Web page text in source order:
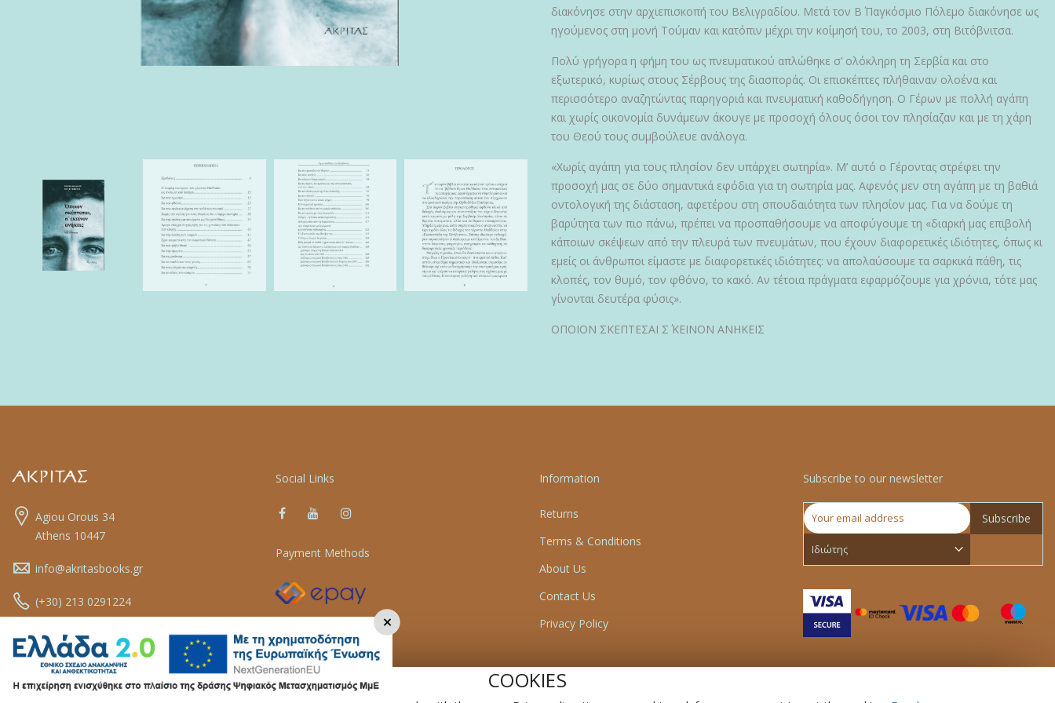
COOKIES
×
διακόνησε στην αρχιεπισκοπή του Βελιγραδίου. Μετά τον Β΄ Παγκόσμιο Πόλεμο διακόνησε ως
ηγούμενος στη μονή Τούμαν και κατόπιν μέχρι την κοίμησή του, το 2003, στη Βιτόβνιτσα.
Πολύ γρήγορα η φήμη του ως πνευματικού απλώθηκε σ’ ολόκληρη τη Σερβία και στο
εξωτερικό, κυρίως στους Σέρβους της διασποράς. Οι επισκέπτες πλήθαιναν ολοένα και
περισσότερο αναζητώντας παρηγοριά και πνευματική καθοδήγηση. Ο Γέρων με πολλή αγάπη
και χωρίς οικονομία δυνάμεων άκουγε με προσοχή όλους όσοι τον πλησίαζαν και με τη χάρη
του Θεού τους συμβούλευε ανάλογα.
«Χωρίς αγάπη για τους πλησίον δεν υπάρχει σωτηρία». Μ’ αυτό ο Γέροντας στρέφει την
προσοχή μας σε δύο σημαντικά εφόδια για τη σωτηρία μας. Αφενός μεν στη αγάπη με τη βαθιά
οντολογική της διάσταση, αφετέρου στη σπουδαιότητα των πλησίον μας. Για να δούμε τη
βαρύτητα των πιο πάνω, πρέπει να προσπαθήσουμε να αποφύγουμε τη «διαρκή μας επιβολή
κάποιων σκέψεων από την πλευρά των πνευμάτων, που έχουν διαφορετικές ιδιότητες, όπως κι
εμείς οι άνθρωποι είμαστε με διαφορετικές ιδιότητες: να απολαύσουμε τα σαρκικά πάθη, τις
κλοπές, τον θυμό, τον φθόνο, το κακό. Αν τέτοια πράγματα εφαρμόζουμε για χρόνια, τότε μας
γίνονται δευτέρα φύσις».
ΟΠΟΙΟΝ ΣΚΕΠΤΕΣΑΙ Σ΄ ΚΕΙΝΟΝ ΑΝΗΚΕΙΣ
Agiou Orous 34
Athens 10447
info@akritasbooks.gr
(+30) 213 0291224
Social Links
Payment Methods
Information
Returns
Terms & Conditions
About Us
Contact Us
Privacy Policy
Subscribe to our newsletter
Subscribe